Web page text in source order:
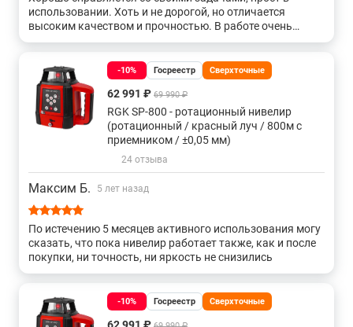
использовании. Хоть и не дорогой, но отличается
высоким качеством и прочностью. В работе очень
выручает, не жалею, что купил.
-10% Госреестр Сверхточные
62 991 ₽ 69 990 ₽
RGK SP-800 - ротационный нивелир
(ротационный / красный луч / 800м с
приемником / ±0,05 мм)
24 отзыва
Максим Б. 5 лет назад
По истечению 5 месяцев активного использования могу
сказать, что пока нивелир работает также, как и после
покупки, ни точность, ни яркость не снизились
-10% Госреестр Сверхточные